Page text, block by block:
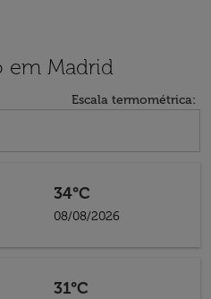
em Madrid
Escala termométrica:
34°C
08/08/2026
31°C